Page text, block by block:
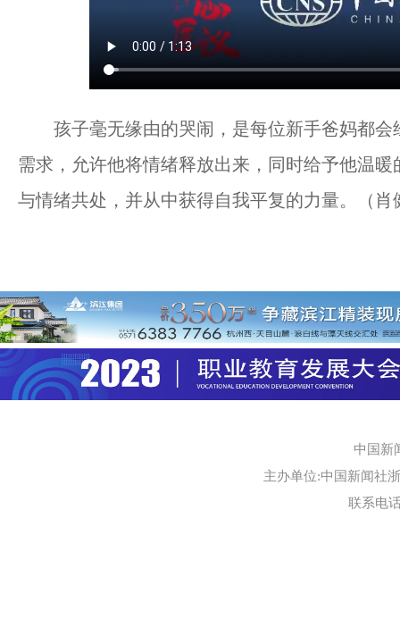
孩子毫无缘由的哭闹，是每位新手爸妈都会
需求，允许他将情绪释放出来，同时给予他温
与情绪共处，并从中获得自我平复的力量。（肖
中国新
主办单位:中国新闻社
联系电